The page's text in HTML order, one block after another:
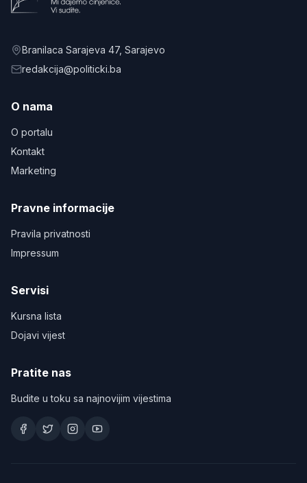
Branilaca Sarajeva 47, Sarajevo
redakcija@politicki.ba
O nama
O portalu
Kontakt
Marketing
Pravne informacije
Pravila privatnosti
Impressum
Servisi
Kursna lista
Dojavi vijest
Pratite nas
Budite u toku sa najnovijim vijestima